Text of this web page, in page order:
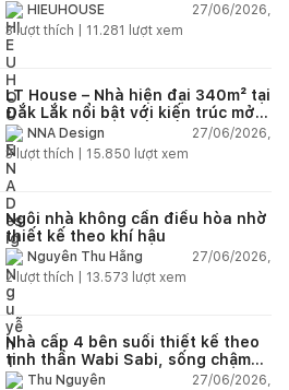
HIEUHOUSE
27/06/2026,
3lượt thích | 11.281 lượt xem
LT House – Nhà hiện đại 340m² tại
Đắk Lắk nổi bật với kiến trúc mở
và hệ sân vườn kết nối thiên
nhiên
NNA Design
27/06/2026,
3lượt thích | 15.850 lượt xem
Ngôi nhà không cần điều hòa nhờ
thiết kế theo khí hậu
Nguyễn Thu Hằng
27/06/2026,
2lượt thích | 13.573 lượt xem
Nhà cấp 4 bên suối thiết kế theo
tinh thần Wabi Sabi, sống chậm
giữa thiên nhiên
Thu Nguyễn
27/06/2026,